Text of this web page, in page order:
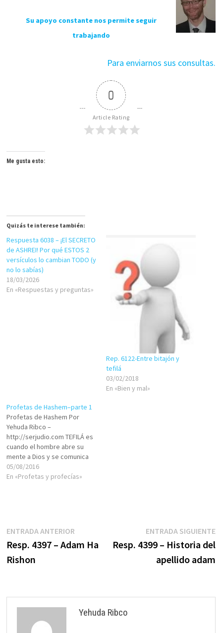
Su apoyo constante nos permite seguir
trabajando
Para enviarnos sus consultas.
0
Article Rating
Me gusta esto:
Quizás te interese también:
Respuesta 6038 – ¡El SECRETO
de ASHREI! Por qué ESTOS 2
versículos lo cambian TODO (y
no lo sabías)
18/03/2026
En «Respuestas y preguntas»
Rep. 6122-Entre bitajón y
tefilá
03/02/2018
En «Bien y mal»
Profetas de Hashem–parte 1
Profetas de Hashem Por
Yehuda Ribco –
http://serjudio.com TEFILÁ es
cuando el hombre abre su
mente a Dios y se comunica
con Él.Existe la TEFILÁ
espontánea, aquella que
05/08/2016
En «Profetas y profecías»
Navegación
de
ENTRADA ANTERIOREntrada
anterior:
Resp. 4397 – Adam Ha
Rishon
ENTRADA SIGUIENTE
Resp. 4399 – Historia del
apellido adam
Yehuda Ribco